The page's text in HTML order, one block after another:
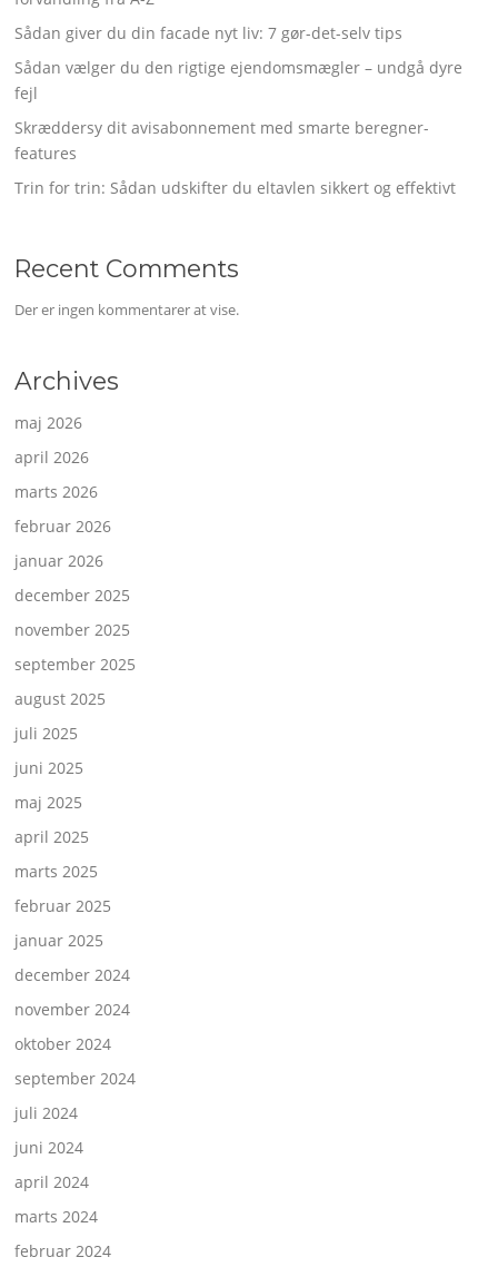
Sådan giver du din facade nyt liv: 7 gør-det-selv tips
Sådan vælger du den rigtige ejendomsmægler – undgå dyre
fejl
Skræddersy dit avisabonnement med smarte beregner-
features
Trin for trin: Sådan udskifter du eltavlen sikkert og effektivt
Recent Comments
Der er ingen kommentarer at vise.
Archives
maj 2026
april 2026
marts 2026
februar 2026
januar 2026
december 2025
november 2025
september 2025
august 2025
juli 2025
juni 2025
maj 2025
april 2025
marts 2025
februar 2025
januar 2025
december 2024
november 2024
oktober 2024
september 2024
juli 2024
juni 2024
april 2024
marts 2024
februar 2024